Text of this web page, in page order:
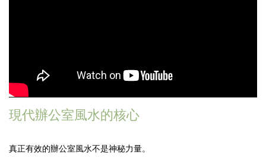
現代辦公室風水的核心
真正有效的辦公室風水不是神秘力量。